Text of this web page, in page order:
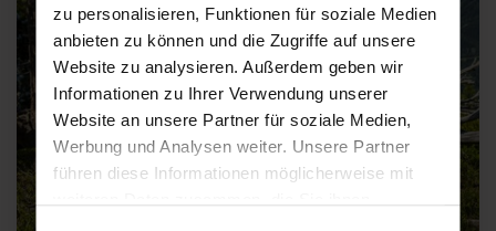
zu personalisieren, Funktionen für soziale Medien
anbieten zu können und die Zugriffe auf unsere
Website zu analysieren. Außerdem geben wir
Informationen zu Ihrer Verwendung unserer
Website an unsere Partner für soziale Medien,
Werbung und Analysen weiter. Unsere Partner
führen diese Informationen möglicherweise mit